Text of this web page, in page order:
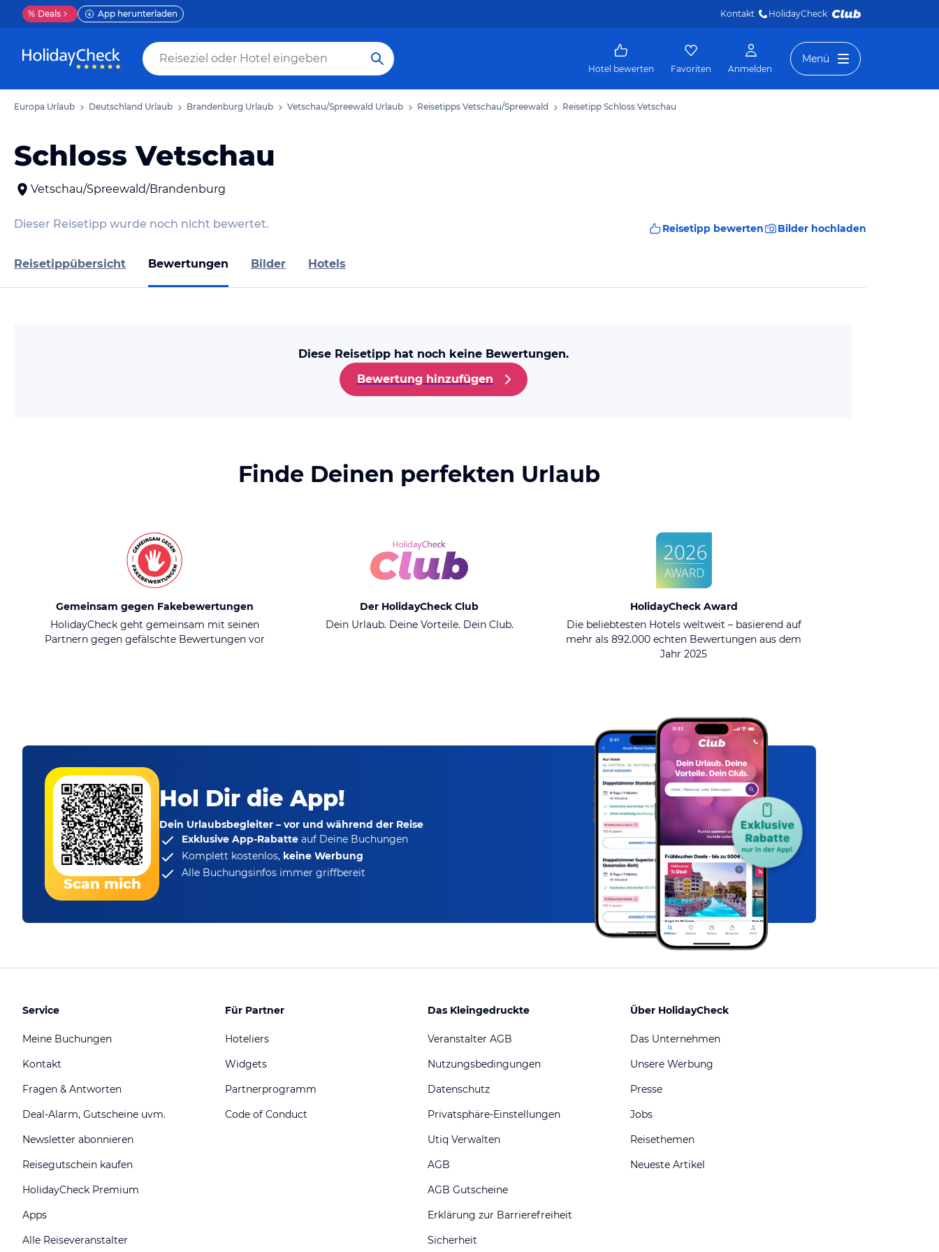
% Deals App herunterladen Kontakt HolidayCheck
Hotel bewerten Favoriten Anmelden
Menü
Europa Urlaub Deutschland Urlaub Brandenburg Urlaub Vetschau/Spreewald Urlaub Reisetipps Vetschau/Spreewald Reisetipp Schloss Vetschau
Schloss Vetschau
Vetschau/Spreewald/Brandenburg
Dieser Reisetipp wurde noch nicht bewertet. Reisetipp bewerten Bilder hochladen
Reisetippübersicht Bewertungen Bilder Hotels
Diese Reisetipp hat noch keine Bewertungen.
Bewertung hinzufügen
Finde Deinen perfekten Urlaub
Gemeinsam gegen Fakebewertungen
HolidayCheck geht gemeinsam mit seinen
Partnern gegen gefälschte Bewertungen vor
Der HolidayCheck Club
Dein Urlaub. Deine Vorteile. Dein Club.
HolidayCheck Award
Die beliebtesten Hotels weltweit – basierend auf
mehr als 892.000 echten Bewertungen aus dem
Jahr 2025
Scan mich
Hol Dir die App!
Dein Urlaubsbegleiter – vor und während der Reise
Exklusive App-Rabatte auf Deine Buchungen
Komplett kostenlos, keine Werbung
Alle Buchungsinfos immer griffbereit
Service
Meine Buchungen
Kontakt
Fragen & Antworten
Deal-Alarm, Gutscheine uvm.
Newsletter abonnieren
Reisegutschein kaufen
HolidayCheck Premium
Apps
Alle Reiseveranstalter
Für Partner
Hoteliers
Widgets
Partnerprogramm
Code of Conduct
Das Kleingedruckte
Veranstalter AGB
Nutzungsbedingungen
Datenschutz
Privatsphäre-Einstellungen
Utiq Verwalten
AGB
AGB Gutscheine
Erklärung zur Barrierefreiheit
Sicherheit
Über HolidayCheck
Das Unternehmen
Unsere Werbung
Presse
Jobs
Reisethemen
Neueste Artikel